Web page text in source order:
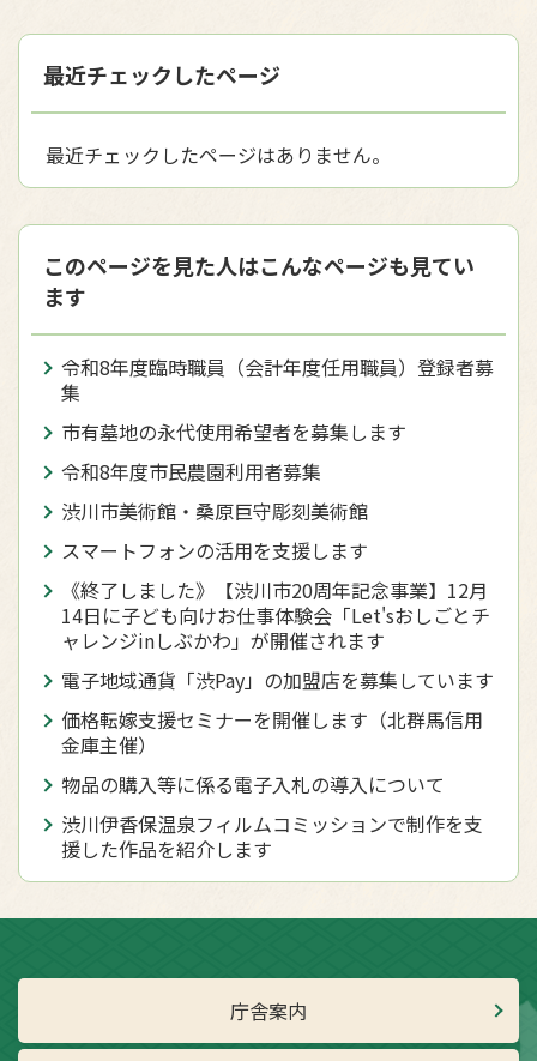
最近チェックしたページ
最近チェックしたページはありません。
このページを見た人はこんなページも見てい
ます
令和8年度臨時職員（会計年度任用職員）登録者募
集
市有墓地の永代使用希望者を募集します
令和8年度市民農園利用者募集
渋川市美術館・桑原巨守彫刻美術館
スマートフォンの活用を支援します
《終了しました》【渋川市20周年記念事業】12月
14日に子ども向けお仕事体験会「Let'sおしごとチ
ャレンジinしぶかわ」が開催されます
電子地域通貨「渋Pay」の加盟店を募集しています
価格転嫁支援セミナーを開催します（北群馬信用
金庫主催）
物品の購入等に係る電子入札の導入について
渋川伊香保温泉フィルムコミッションで制作を支
援した作品を紹介します
庁舎案内